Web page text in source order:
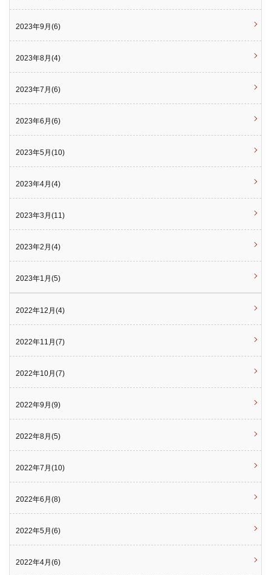
2023年9月(6)
2023年8月(4)
2023年7月(6)
2023年6月(6)
2023年5月(10)
2023年4月(4)
2023年3月(11)
2023年2月(4)
2023年1月(5)
2022年12月(4)
2022年11月(7)
2022年10月(7)
2022年9月(9)
2022年8月(5)
2022年7月(10)
2022年6月(8)
2022年5月(6)
2022年4月(6)